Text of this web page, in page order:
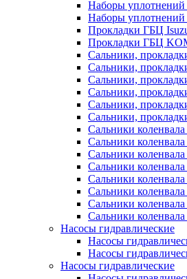
Наборы уплотнений
Наборы уплотнений
Прокладки ГБЦ
Прокладки ГБЦ
Сальники,
Сальники,
Сальники,
Сальники,
Сальники,
Сальники,
Сальники коленвала
Сальники коленвала
Сальники коленвала
Сальники коленвала
Сальники
Сальники
Сальники
Сальники
Насосы гидравлические
Насосы
Насосы
Насосы гидравлические